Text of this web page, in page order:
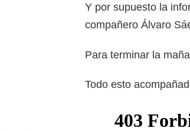
Y por supuesto la
compañero Álvaro
Para terminar la
Todo esto